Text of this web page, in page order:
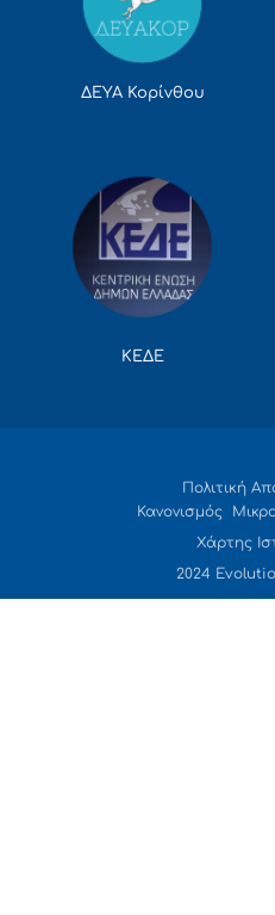
ΔΕΥΑ Κορίνθου
ΚΕΔΕ
Πολιτική
Κανονισμός
Χάρτης
2024